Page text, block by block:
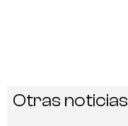
Otras noticias